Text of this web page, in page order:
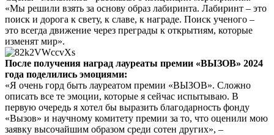
«Мы решили взять за основу образ лабиринта. Лабиринт – это
поиск и дорога к свету, к славе, к награде. Поиск ученого –
это всегда движение через преграды к открытиям, которые
изменят мир».
После получения наград лауреаты премии «ВЫЗОВ» 2024
года поделились эмоциями:
«Я очень горд быть лауреатом премии «ВЫЗОВ». Сложно
описать все те эмоции, которые я сейчас испытываю. В
первую очередь я хотел бы выразить благодарность фонду
«Вызов» и научному комитету премии за то, что оценили мою
заявку высочайшим образом среди сотен других», –